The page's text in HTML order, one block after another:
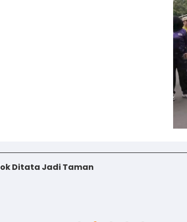
Ditata Jadi Taman